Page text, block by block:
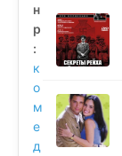
н
р
:
к
о
м
е
д